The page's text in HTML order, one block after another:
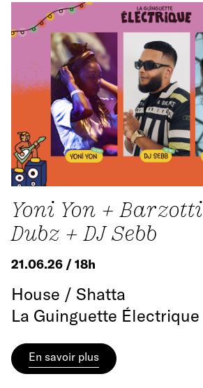
Yoni Yon + Barzotti
Dubz + DJ Sebb
21.06.26 / 18h
House / Shatta
La Guinguette Électrique
En savoir plus